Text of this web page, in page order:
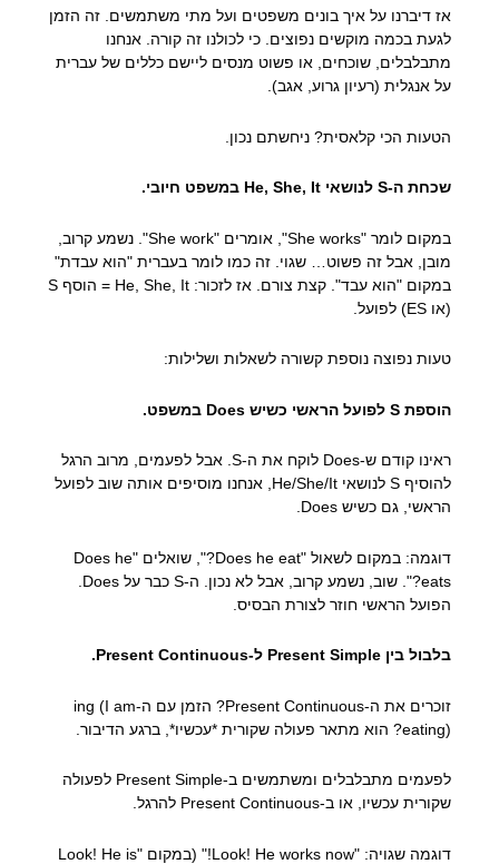
אז דיברנו על איך בונים משפטים ועל מתי משתמשים. זה הזמן
לגעת בכמה מוקשים נפוצים. כי לכולנו זה קורה. אנחנו
מתבלבלים, שוכחים, או פשוט מנסים ליישם כללים של עברית
על אנגלית (רעיון גרוע, אגב).
הטעות הכי קלאסית? ניחשתם נכון.
שכחת ה-S לנושאי He, She, It במשפט חיובי.
במקום לומר "She works", אומרים "She work". נשמע קרוב,
מובן, אבל זה פשוט… שגוי. זה כמו לומר בעברית "הוא עבדת"
במקום "הוא עבד". קצת צורם. אז לזכור: He, She, It = הוסף S
(או ES) לפועל.
טעות נפוצה נוספת קשורה לשאלות ושלילות:
הוספת S לפועל הראשי כשיש Does במשפט.
ראינו קודם ש-Does לוקח את ה-S. אבל לפעמים, מרוב הרגל
להוסיף S לנושאי He/She/It, אנחנו מוסיפים אותה שוב לפועל
הראשי, גם כשיש Does.
דוגמה: במקום לשאול "Does he eat?", שואלים "Does he
הפועל הראשי חוזר לצורת הבסיס.
בלבול בין Present Simple ל-Present Continuous.
זוכרים את ה-Present Continuous? הזמן עם ה-ing (I am
eating)? הוא מתאר פעולה שקורית *עכשיו*, ברגע הדיבור.
לפעמים מתבלבלים ומשתמשים ב-Present Simple לפעולה
שקורית עכשיו, או ב-Present Continuous להרגל.
דוגמה שגויה: "Look! He works now!" (במקום "Look! He is